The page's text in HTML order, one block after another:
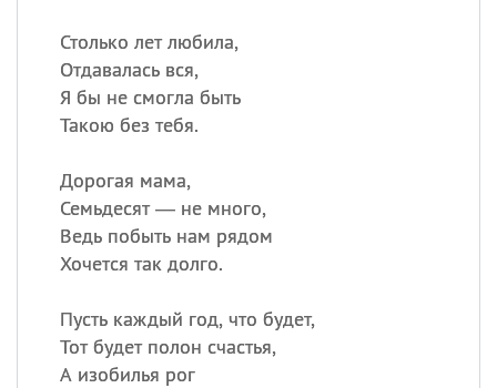
Столько лет любила,
Отдавалась вся,
Я бы не смогла быть
Такою без тебя.
Дорогая мама,
Семьдесят — не много,
Ведь побыть нам рядом
Хочется так долго.
Пусть каждый год, что будет,
Тот будет полон счастья,
А изобилья рог